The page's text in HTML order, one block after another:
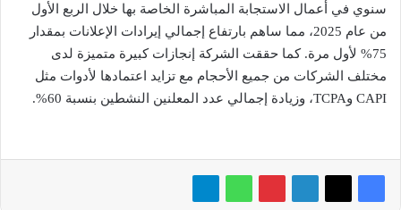
سنوي في أعمال الاستجابة المباشرة الخاصة بها خلال الربع الأول
من عام 2025، مما ساهم بارتفاع إجمالي إيرادات الإعلانات بمقدار
75% لأول مرة. كما حققت الشركة إنجازات كبيرة متميزة لدى
مختلف الشركات من جميع الأحجام مع تزايد اعتمادها لأدوات مثل
CAPI وTCPA، وزيادة إجمالي عدد المعلنين النشطين بنسبة 60%.